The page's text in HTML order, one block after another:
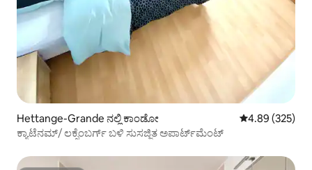
Hettange-Grande ನಲ್ಲಿ ಕಾಂಡೋ 5 ರಲ್ಲಿ 4.89
4.89 (325)
ಕ್ಯಾಟೆನಮ್/ ಲಕ್ಸೆಂಬರ್ಗ್ ಬಳಿ ಸುಸಜ್ಜಿತ ಅಪಾರ್ಟ್‌ಮೆಂಟ್